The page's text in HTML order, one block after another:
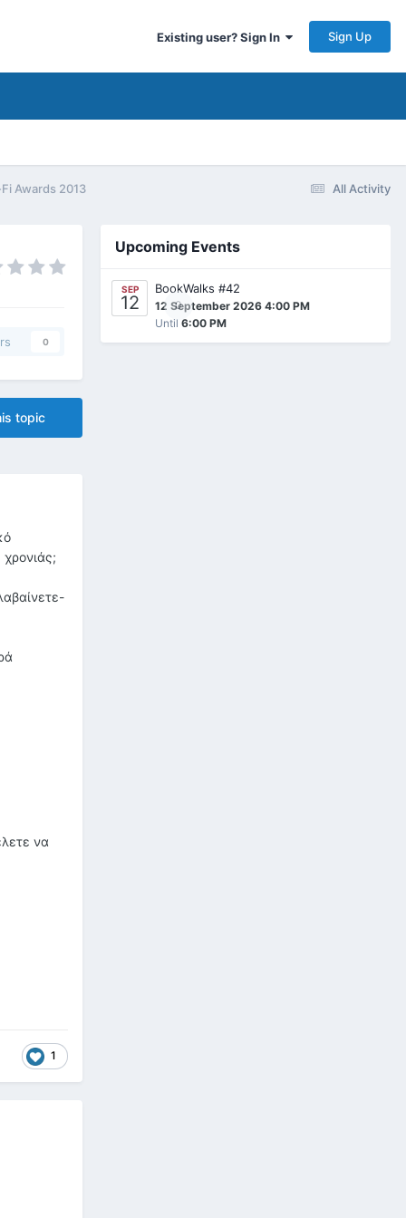
Existing user? Sign In Sign Up
All Activity
Awards 2013
0
topic
να
1
Upcoming Events
SEP
12 0
BookWalks #42
12 September 2026 4:00 PM
Until 6:00 PM